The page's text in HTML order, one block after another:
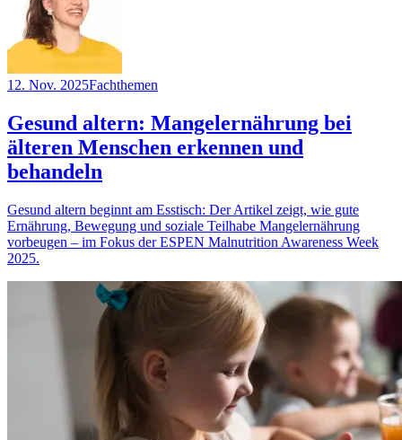
12. Nov. 2025Fachthemen
Gesund altern: Mangelernährung bei
älteren Menschen erkennen und
behandeln
Gesund altern beginnt am Esstisch: Der Artikel zeigt, wie gute
Ernährung, Bewegung und soziale Teilhabe Mangelernährung
vorbeugen – im Fokus der ESPEN Malnutrition Awareness Week
2025.